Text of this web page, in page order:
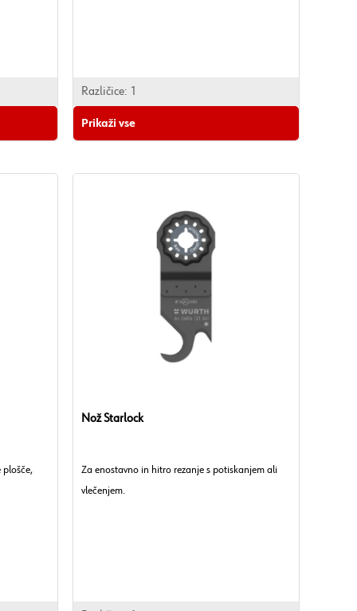
Različice: 1
Prikaži vse
plošče,
Nož Starlock
Za enostavno in hitro rezanje s potiskanjem ali
vlečenjem.